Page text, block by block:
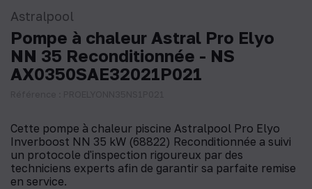
Astralpool
Pompe à chaleur Astral Pro Elyo
NN 35 Reconditionnée - NS
AX0350SAE32021P021
Cette pompe à chaleur piscine Astralpool Pro Elyo
Inverboost NN 35 kW (68822) Reconditionnée a suivi
un protocole d'inspection rigoureux par des
techniciens experts afin de garantir sa parfaite remise
en service.